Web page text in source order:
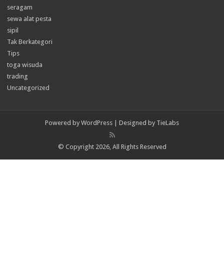
seragam
sewa alat pesta
sipil
Tak Berkategori
Tips
toga wisuda
trading
Uncategorized
Powered by WordPress | Designed by TieLabs
© Copyright 2026, All Rights Reserved